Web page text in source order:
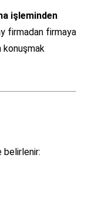
işleminden
firmadan firmaya
konuşmak
belirlenir: